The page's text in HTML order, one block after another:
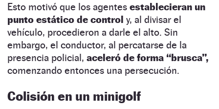
Esto motivó que los agentes establecieran un
punto estático de control y, al divisar el
vehículo, procedieron a darle el alto. Sin
embargo, el conductor, al percatarse de la
presencia policial, aceleró de forma “brusca”,
comenzando entonces una persecución.
Colisión en un minigolf